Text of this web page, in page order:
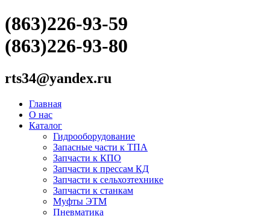
(863)226-93-59
(863)226-93-80
rts34@yandex.ru
Главная
О нас
Каталог
Гидрооборудование
Запасные части к ТПА
Запчасти к КПО
Запчасти к прессам КД
Запчасти к сельхозтехнике
Запчасти к станкам
Муфты ЭТМ
Пневматика